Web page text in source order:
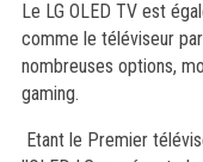
Le LG OLED TV est
comme le téléviseur
nombreuses options,
gaming.
Etant le Premier